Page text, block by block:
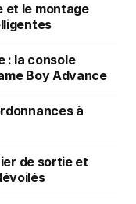
et le montage
: la console
Boy Advance
à
de sortie et